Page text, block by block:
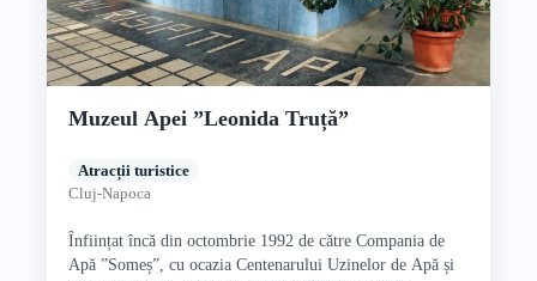
Muzeul Apei ”Leonida Truță”
Atracții turistice
Cluj-Napoca
Înființat încă din octombrie 1992 de către Compania de
Apă ”Someș”, cu ocazia Centenarului Uzinelor de Apă și